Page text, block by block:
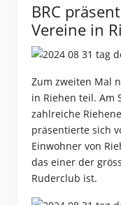
BRC
Vereine in
Zum zweiten Mal
in Riehen teil. Am
zahlreiche
präsentierte sich
Einwohner von
das einer der
Ruderclub ist.